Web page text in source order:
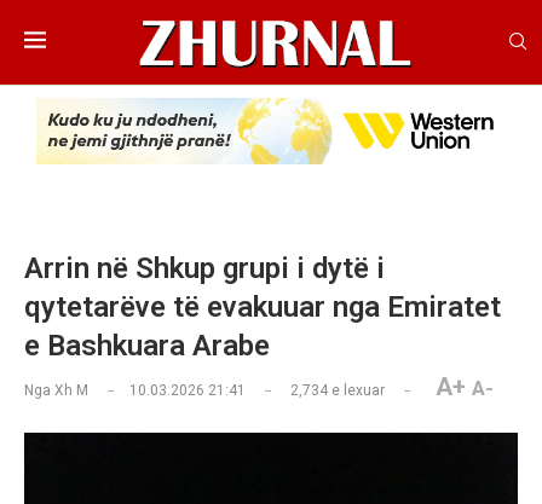
Arrin në Shkup grupi i dytë i
qytetarëve të evakuuar nga Emiratet
e Bashkuara Arabe
Nga Xh M 10.03.2026 21:41 2,734 e lexuar A+ A-